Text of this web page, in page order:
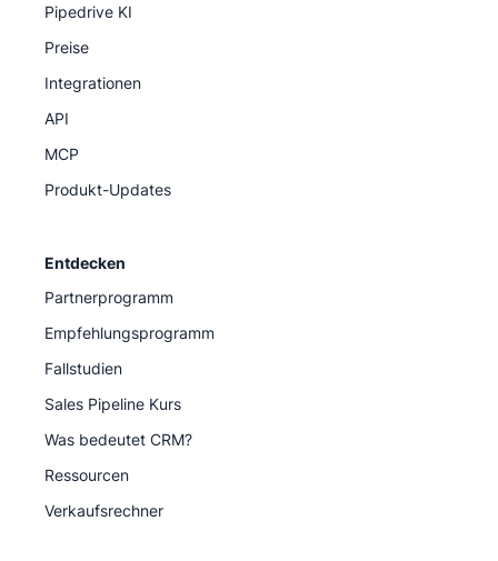
Pipedrive KI
Preise
Integrationen
API
MCP
Produkt-Updates
Entdecken
Partnerprogramm
Empfehlungsprogramm
Fallstudien
Sales Pipeline Kurs
Was bedeutet CRM?
Ressourcen
Verkaufsrechner